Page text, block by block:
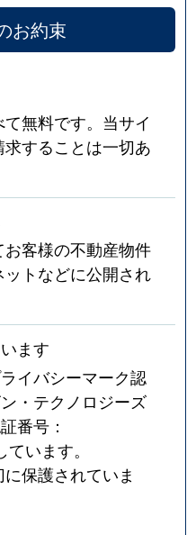
お約束
無料です。当サイ
することは一切あ
客様の不動産物件
トなどに公開され
ます
イバシーマーク認
・テクノロジーズ
番号：
います。
保護されていま